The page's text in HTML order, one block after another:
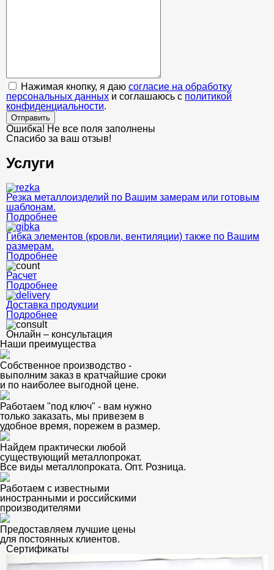
Нажимая кнопку, я даю согласие на обработку
персональных данных и соглашаюсь с политикой
конфиденциальности.
Отправить
Ошибка! Не все поля заполнены
Спасибо за ваш отзыв!
Услуги
Резка металлоизделий по Вашим замерам или готовым
шаблонам.
Подробнее
Гибка элементов (кровли, вентиляции) также по Вашим
размерам.
Подробнее
Расчет
Подробнее
Доставка продукции
Подробнее
Онлайн – консультация
Наши преимущества
Собственное производство -
выполним заказ в кратчайшие сроки
и по наиболее выгодной цене.
Работаем "под ключ" - вам нужно
только заказать, мы привезем в
удобное время, порежем в размер.
Найдем практически любой
существующий металлопрокат.
Все виды металлопроката. Опт. Розница.
Работаем с известными
иностранными и российскими
производителями
Предоставляем лучшие цены
для постоянных клиентов.
Сертификаты